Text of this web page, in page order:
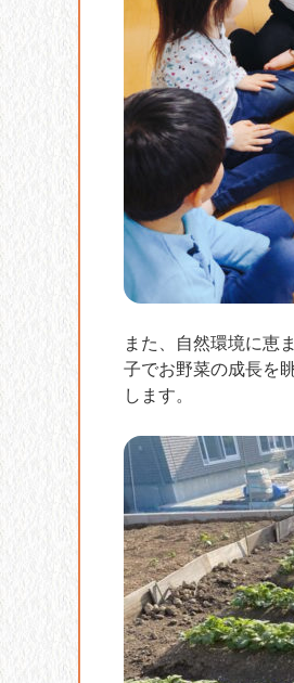
また、自然環境に恵
子でお野菜の成長を
します。